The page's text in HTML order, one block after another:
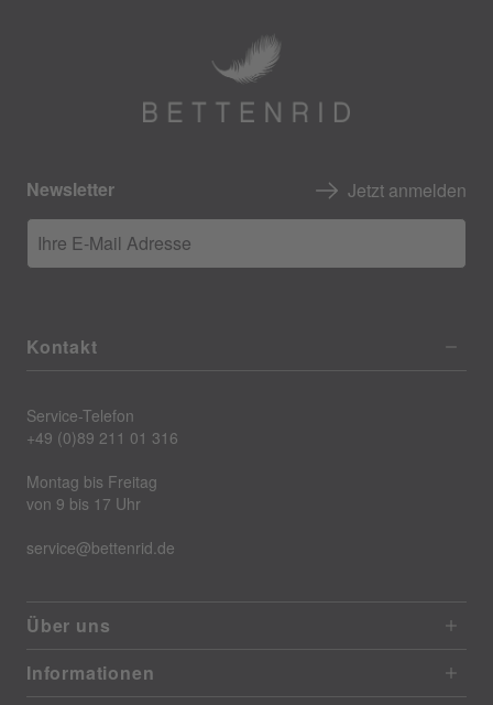
Newsletter Jetzt anmelden
Ihre E-Mail Adresse
Kontakt
Service-Telefon
+49 (0)89 211 01 316
Montag bis Freitag
von 9 bis 17 Uhr
service@bettenrid.de
Über uns
Informationen